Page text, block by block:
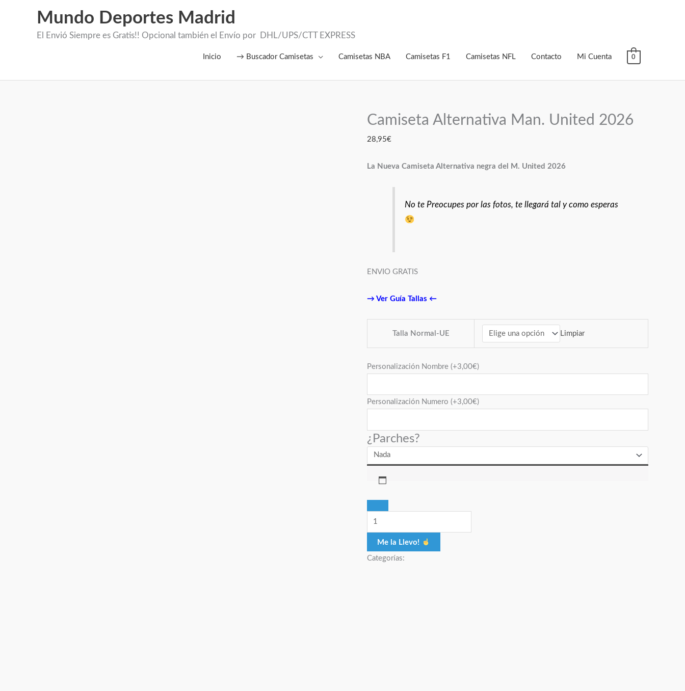
Mundo Deportes Madrid
El Envió Siempre es Gratis!! Opcional también el Envío por DHL/UPS/CTT EXPRESS
Inicio → Buscador Camisetas Camisetas NBA Camisetas F1 Camisetas NFL Contacto Mi Cuenta 0
Camiseta Alternativa Man. United 2026
28,95€
La Nueva Camiseta Alternativa negra del M. United 2026
No te Preocupes por las fotos, te llegará tal y como esperas
ENVIO GRATIS
→ Ver Guía Tallas ←
Talla Normal-UE Limpiar
Personalización Nombre (+3,00€)
Personalización Numero (+3,00€)
¿Parches?
Camiseta
Man.
cantidad
Me la Llevo!
Categorías: